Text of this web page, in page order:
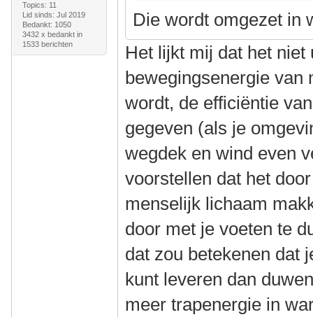
Topics: 11
Lid sinds: Jul 2019
Bedankt: 1050
3432 x bedankt in
1533 berichten
Die wordt omgezet in
Het lijkt mij dat het niet
bewegingsenergie van
wordt, de efficiëntie
gegeven (als je
wegdek en wind even
voorstellen dat het
menselijk lichaam
door met je voeten te
dat zou betekenen dat
kunt leveren dan
meer trapenergie in